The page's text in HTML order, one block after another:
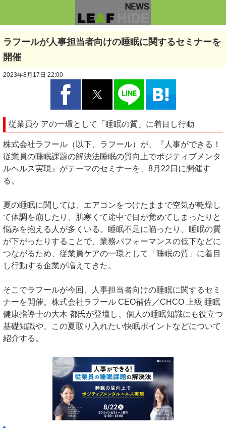
ラフールが人事担当者向けの睡眠に関するセミナーを
開催
2023年8月17日 22:00
従業員ケアの一環として「睡眠の質」に着目し行動
株式会社ラフール（以下、ラフール）が、『人事ができる！
従業員の睡眠課題の解決法睡眠の質向上でポジティブメンタ
ルヘルス実現』がテーマのセミナーを、8月22日に開催す
る。
夏の睡眠に関しては、エアコンをつけたままで空気が乾燥し
て体調を崩したり、肌寒くて途中で目が覚めてしまったりと
悩みを抱える人が多くいる。睡眠不足に陥ったり、睡眠の質
が下がったりすることで、業務パフォーマンスの低下などに
つながるため、従業員ケアの一環として「睡眠の質」に着目
し行動する企業が増えてきた。
そこでラフールが今回、人事担当者向けの睡眠に関するセミ
ナーを開催。株式会社ラフール CEO補佐／CHCO 上級 睡眠
健康指導士の大木 都氏が登壇し、個人の睡眠知識にも役立つ
基礎知識や、この夏取り入れたい快眠ポイントなどについて
紹介する。